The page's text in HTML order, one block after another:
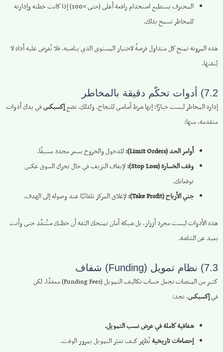
المحترف يستطيع استخدام رافعة أعلى (حتى ×100) إذا كانت خطته وإدارته
للمخاطر تسمح بذلك.
هذه المرونة تمنح كل متداول فرصةً لاختيار المستوى الذي يناسبه، فلا تُفرض عليه أداة لا
يُتقنها.
7.2) أدوات تحكّم دقيقة بالمخاطر
إدارة المخاطر ليست خيارًا؛ إنها شرط أساسي للنجاح. ولذلك، تضعإكسبكسفي يدك أدوات
متقدمة، منها:
أوامر الحد (Limit Orders):
للدخول والخروج بسعر محدد مسبقًا.
وقف الخسارة (Stop Loss):
لإيقاف النزيف في حال تحرك السوق عكس
توقعاتك.
جني الأرباح (Take Profit):
لإغلاق المركز تلقائيًا عند وصوله إلى الهدف.
هذه الأدوات ليست مجرد أزرار، بل شبكة أمان تمنحك الثقة أن خطتك ستُنفَّذ حتى وأنت
بعيد عن الشاشة.
7.3) نظام تمويل (Funding) شفاف
كثير من المنصات تجعل حساب تكاليف التمويل (Funding Fees) معقدًا. لكن
فيإكسبكس، تجد:
شفافية كاملة في عرض نسب التمويل.
إحصاءات تاريخيةتُظهر كيف تغيّر التمويل بمرور الوقت.